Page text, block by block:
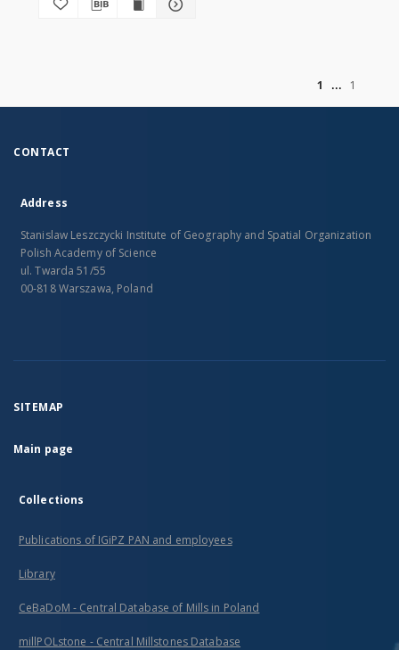
1
1
CONTACT
Address
Stanislaw Leszczycki Institute of Geography and Spatial Organization
Polish Academy of Science
ul. Twarda 51/55
00-818 Warszawa, Poland
SITEMAP
Main page
Collections
Publications of IGiPZ PAN and employees
Library
CeBaDoM - Central Database of Mills in Poland
millPOLstone - Central Millstones Database